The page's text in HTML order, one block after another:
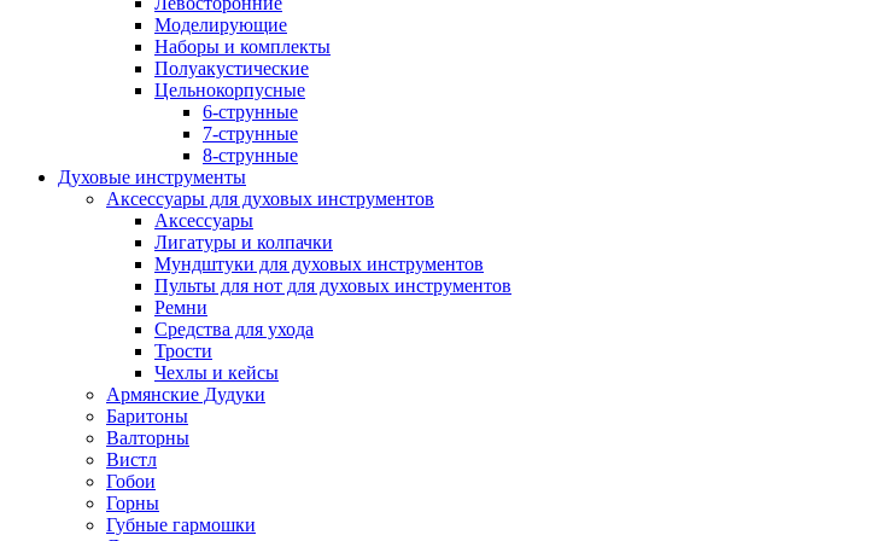
Моделирующие
Наборы и комплекты
Полуакустические
Цельнокорпусные
6-струнные
7-струнные
8-струнные
Духовые инструменты
Аксессуары для духовых инструментов
Аксессуары
Лигатуры и колпачки
Мундштуки для духовых инструментов
Пульты для нот для духовых инструментов
Ремни
Средства для ухода
Трости
Чехлы и кейсы
Армянские Дудуки
Баритоны
Валторны
Вистл
Гобои
Горны
Губные гармошки